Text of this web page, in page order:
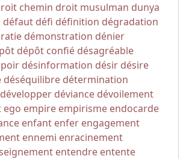
chemin droit musulman dunya
défaut défi définition dégradation
démonstration dénier
dépôt confié désagréable
désinformation désir désire
déséquilibre détermination
développer déviance dévoilement
ego empire empirisme endocarde
enfant enfer engagement
ennemi enracinement
entendre entente